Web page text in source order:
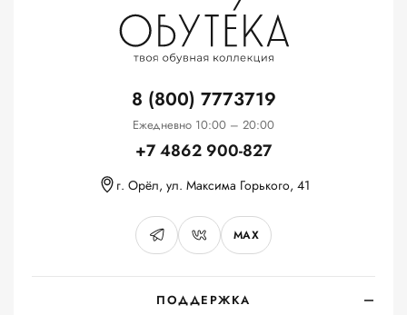
ПОДДЕРЖКА
8 (800) 7773719
Ежедневно 10:00 – 20:00
+7 4862 900-827
г. Орёл, ул. Максима Горького, 41
MAX